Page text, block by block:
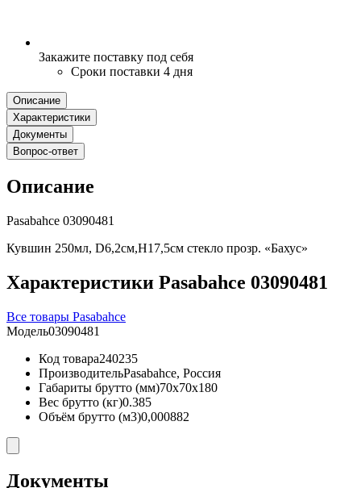
Закажите поставку под себя
Сроки поставки 4 дня
Описание
Характеристики
Документы
Вопрос-ответ
Описание
Pasabahce 03090481
Кувшин 250мл, D6,2см,H17,5см стекло прозр. «Бахус»
Характеристики Pasabahce 03090481
Все товары Pasabahce
Модель03090481
Код товара240235
ПроизводительPasabahce, Россия
Габариты брутто (мм)70x70x180
Вес брутто (кг)0.385
Объём брутто (м3)0,000882
Документы